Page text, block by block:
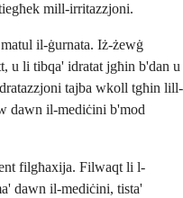
mill-irritazzjoni.
il-ġurnata. Iż-żewġ
u li tibqa' idratat jgħin b'dan u
tajba wkoll tgħin lill-
dawn il-mediċini b'mod
filgħaxija. Filwaqt li l-
dawn il-mediċini, tista'